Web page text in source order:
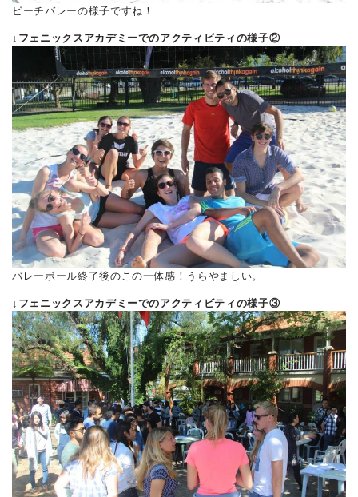
ビーチバレーの様子ですね！
↓フェニックスアカデミーでのアクティビティの様子②
バレーボール終了後のこの一体感！うらやましい。
↓フェニックスアカデミーでのアクティビティの様子③